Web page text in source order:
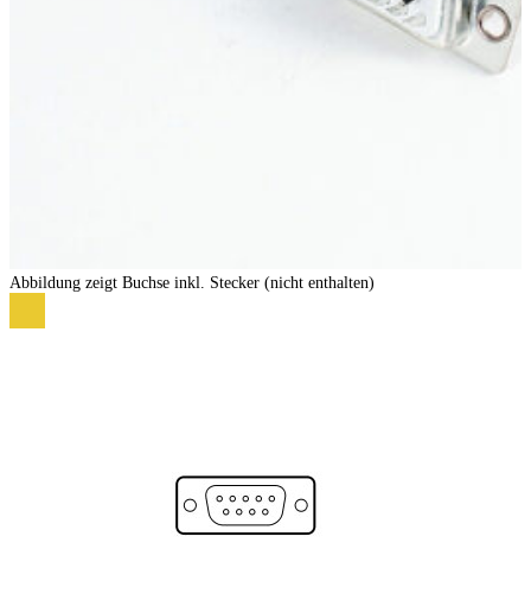
Abbildung zeigt Buchse inkl. Stecker (nicht enthalten)